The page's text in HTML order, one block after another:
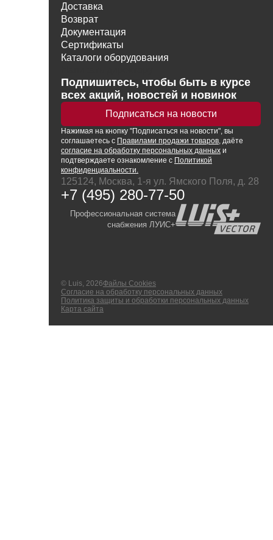
Доставка
Возврат
Документация
Сертификаты
Каталоги оборудования
Подпишитесь, чтобы быть в курсе
всех акций, новостей и новинок
Подписаться на новости
Нажимая на кнопку "Подписаться на новости", вы
соглашаетесь с Правилами продажи товаров, даёте
согласие на обработку персональных данных и
подтверждаете ознакомление с Политикой
конфиденциальности.
125124, Москва, 1-я ул. Ямского Поля, д. 28
+7 (495) 280-77-50
Профессиональная система
снабжения ЛУИС+
© Luis, 2026Файлы Cookies
Согласие на обработку персональных данных
Политика защиты и обработки персональных данных
Карта сайта